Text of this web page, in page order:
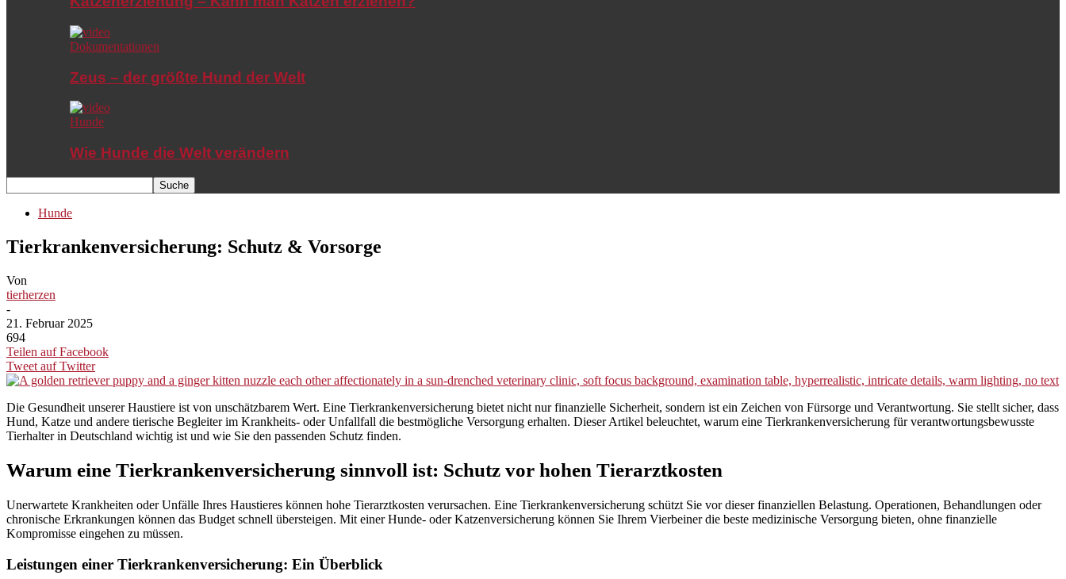
Dokumentationen
Zeus – der größte Hund der Welt
Hunde
Wie Hunde die Welt verändern
Hunde
Tierkrankenversicherung: Schutz & Vorsorge
Von
tierherzen
-
21. Februar 2025
694
Teilen auf Facebook
Tweet auf Twitter
Die Gesundheit unserer Haustiere ist von unschätzbarem Wert. Eine Tierkrankenversicherung bietet nicht nur finanzielle Sicherheit, sondern ist ein Zeichen von Fürsorge und Verantwortung. Sie stellt sicher, dass
Hund, Katze und andere tierische Begleiter im Krankheits- oder Unfallfall die bestmögliche Versorgung erhalten. Dieser Artikel beleuchtet, warum eine Tierkrankenversicherung für verantwortungsbewusste
Tierhalter in Deutschland wichtig ist und wie Sie den passenden Schutz finden.
Warum eine Tierkrankenversicherung sinnvoll ist: Schutz vor hohen Tierarztkosten
Unerwartete Krankheiten oder Unfälle Ihres Haustieres können hohe Tierarztkosten verursachen. Eine Tierkrankenversicherung schützt Sie vor dieser finanziellen Belastung. Operationen, Behandlungen oder
chronische Erkrankungen können das Budget schnell übersteigen. Mit einer Hunde- oder Katzenversicherung können Sie Ihrem Vierbeiner die beste medizinische Versorgung bieten, ohne finanzielle
Kompromisse eingehen zu müssen.
Leistungen einer Tierkrankenversicherung: Ein Überblick